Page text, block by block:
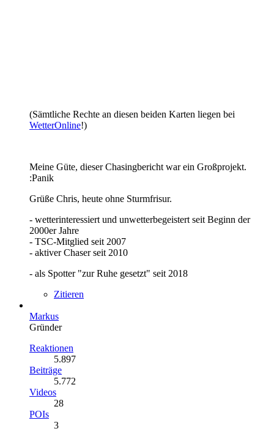
(Sämtliche Rechte an diesen beiden Karten liegen bei
WetterOnline!)
Meine Güte, dieser Chasingbericht war ein Großprojekt.
:Panik
Grüße Chris, heute ohne Sturmfrisur.
- wetterinteressiert und unwetterbegeistert seit Beginn der
2000er Jahre
- TSC-Mitglied seit 2007
- aktiver Chaser seit 2010
- als Spotter "zur Ruhe gesetzt" seit 2018
Zitieren
Markus
Gründer
Reaktionen
5.897
Beiträge
5.772
Videos
28
POIs
3